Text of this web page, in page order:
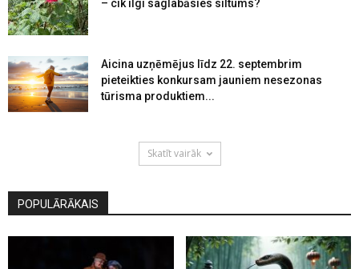
– cik ilgi saglabāsies siltums?
Aicina uzņēmējus līdz 22. septembrim
pieteikties konkursam jauniem nesezonas
tūrisma produktiem...
Skatīt vairāk
POPULĀRĀKAIS